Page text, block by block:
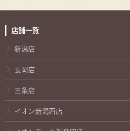
店舗一覧
新潟店
長岡店
三条店
イオン新潟西店